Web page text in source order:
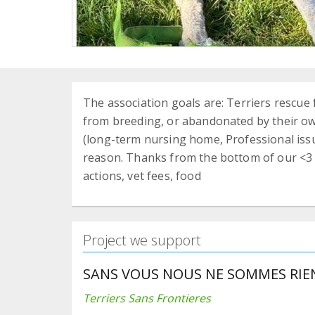
The association goals are: Terriers
from breeding, or abandonated by their
(long-term nursing home, Professional
reason. Thanks from the bottom of our
actions, vet fees, food
Project we support
SANS VOUS NOUS NE SOMMES
Terriers Sans Frontieres